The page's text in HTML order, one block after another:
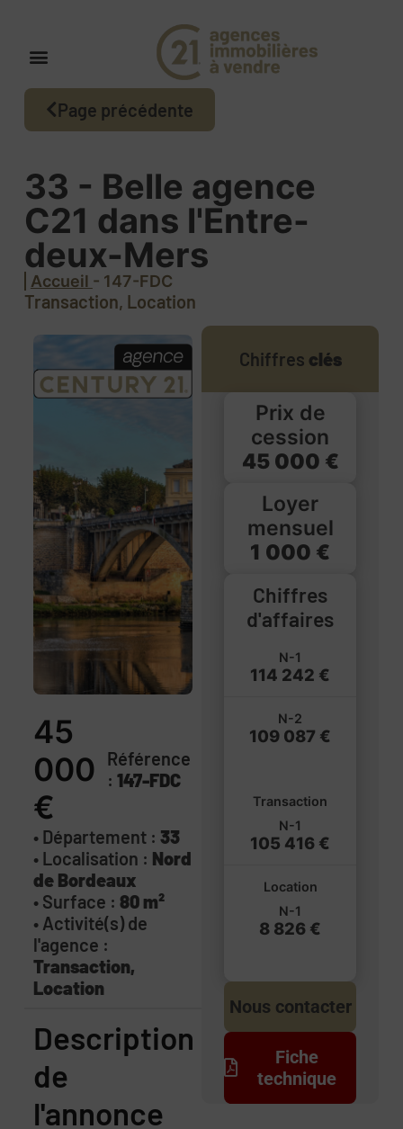
Page précédente
33 - Belle agence
C21 dans l'Entre-
deux-Mers
Accueil - 147-FDC
Transaction, Location
45
000
€
Référence
:147-FDC
• Département : 33
• Localisation : Nord
de Bordeaux
• Surface : 80 m²
• Activité(s) de
l'agence :
Transaction,
Location
Description
de
l'annonce
Chiffres clés
Prix de
cession
45 000 €
Loyer
mensuel
1 000 €
Chiffres
d'affaires
N-1
114 242 €
N-2
109 087 €
Transaction
N-1
105 416 €
Location
N-1
8 826 €
Nous contacter
Fiche
technique